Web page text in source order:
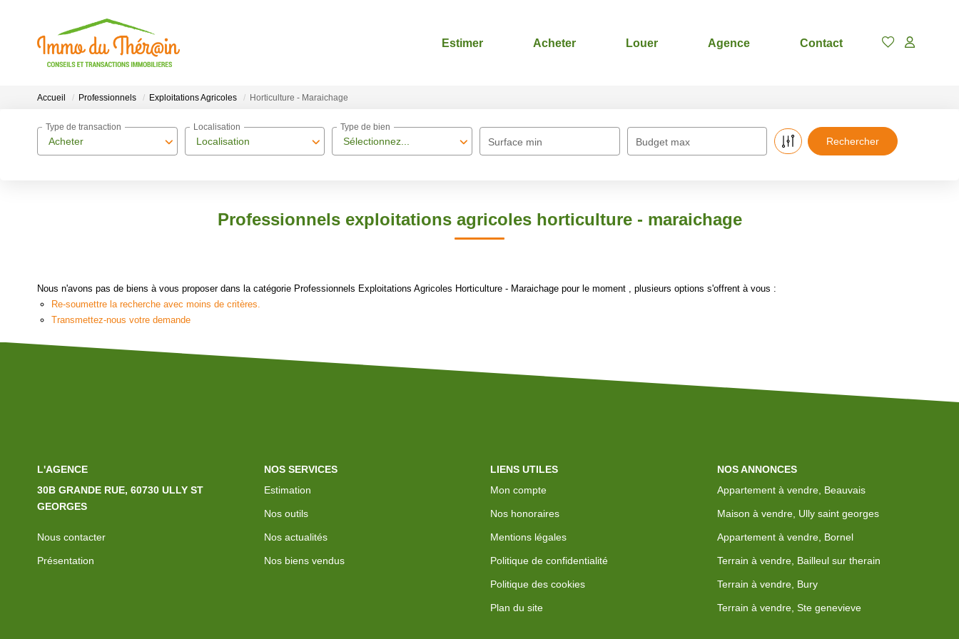
Estimer Acheter Louer Agence Contact
Accueil Professionnels Exploitations Agricoles Horticulture - Maraichage
Acheter
Type de transaction
Localisation
Localisation
Sélectionnez...
Type de bien
Surface min Budget max
Professionnels exploitations agricoles horticulture - maraichage
Nous n'avons pas de biens à vous proposer dans la catégorie Professionnels Exploitations Agricoles Horticulture - Maraichage pour le moment , plusieurs options s'offrent à vous :
Re-soumettre la recherche avec moins de critères.
Transmettez-nous votre demande
L'AGENCE
30B GRANDE RUE, 60730 ULLY ST
GEORGES
Nous contacter
Présentation
NOS SERVICES
Estimation
Nos outils
Nos actualités
Nos biens vendus
LIENS UTILES
Mon compte
Nos honoraires
Mentions légales
Politique de confidentialité
Politique des cookies
Plan du site
NOS ANNONCES
Appartement à vendre, Beauvais
Maison à vendre, Ully saint georges
Appartement à vendre, Bornel
Terrain à vendre, Bailleul sur therain
Terrain à vendre, Bury
Terrain à vendre, Ste genevieve